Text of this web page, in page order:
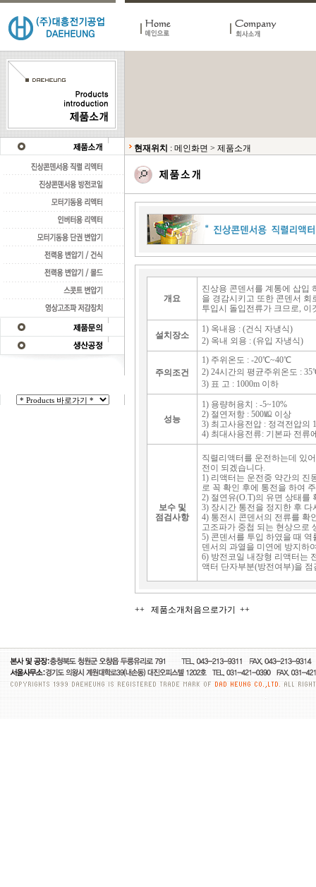
현재위치 : 메인화면 > 제품소개
개요
진상용 콘덴서를 계통에 삽입
을 경감시키고 또한 콘덴서
투입시 돌입전류가 크므로,
설치장소
1) 옥내용 : (건식 자냉식)
2) 옥내 외용 : (유입 자냉식)
주의조건
1) 주위온도 : -20℃~40℃
2) 24시간의 평균주위온도 :
3) 표 고 : 1000m 이하
성능
1) 용량허용치 : -5~10%
2) 절연저항 : 500㏁ 이상
3) 최고사용전압 : 정격전압의
4) 최대사용전류: 기본파 전류
보수 및
점검사항
직렬리액터를 운전하는데 있
전이 되겠습니다.
1) 리액터는 운전중 약간의 진
로 꼭 확인 후에 통전을 하여
2) 절연유(O.T)의 유면 상태를
3) 장시간 통전을 정지한 후
4) 통전시 콘덴서의 전류를 확
고조파가 중첩 되는 현상으로
5) 콘덴서를 투입 하였을 때
덴서의 과열을 미연에 방지하
6) 방전코일 내장형 리액터는
액터 단자부분(방전여부)을
++ 제품소개처음으로가기 ++